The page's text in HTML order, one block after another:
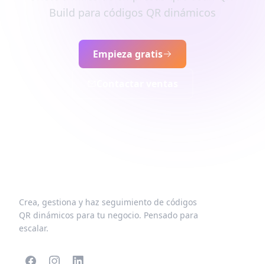
Build para códigos QR dinámicos
Empieza gratis
Crea, gestiona y haz seguimiento de códigos
QR dinámicos para tu negocio. Pensado para
escalar.